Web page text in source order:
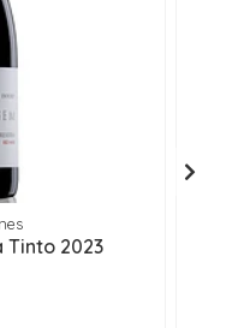
Tinto 2023